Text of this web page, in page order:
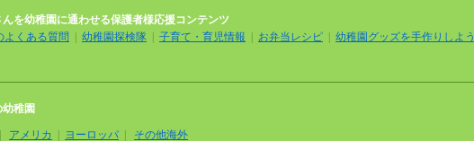
んを幼稚園に通わせる保護者様応援コンテンツ
よくある質問
幼稚園探検隊 子育て・育児情報 お弁当レシピ 幼稚園グッズを手作りしよう
稚園
アメリカ ヨーロッパ その他海外